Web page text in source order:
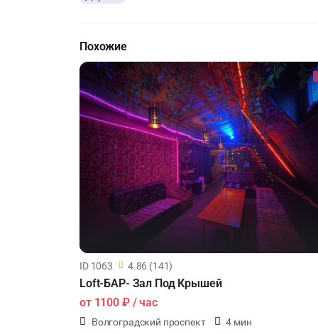
Похожие
ID 1063 4.86 (141)
Loft-БАР- Зал Под Крышей
от 1100 ₽/ час
Волгоградский проспект
4 мин